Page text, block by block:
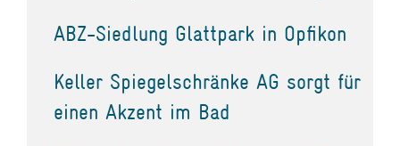
ABZ-Siedlung Glattpark in Opfikon
Keller Spiegelschränke AG sorgt für
einen Akzent im Bad